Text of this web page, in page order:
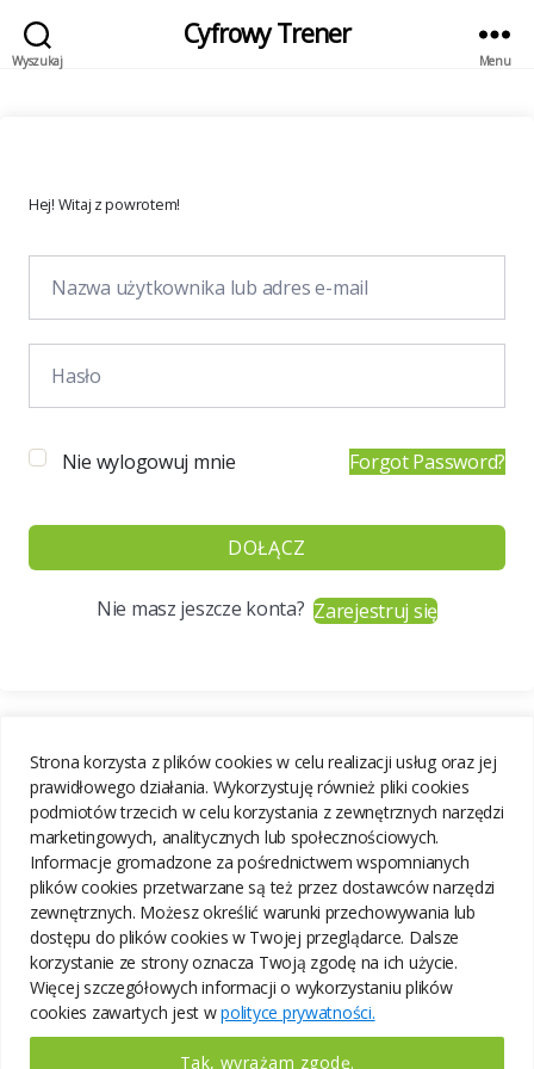
Strona korzysta z plików cookies w celu realizacji usług oraz jej
prawidłowego działania. Wykorzystuję również pliki cookies
podmiotów trzecich w celu korzystania z zewnętrznych narzędzi
marketingowych, analitycznych lub społecznościowych.
Informacje gromadzone za pośrednictwem wspomnianych
plików cookies przetwarzane są też przez dostawców narzędzi
zewnętrznych. Możesz określić warunki przechowywania lub
dostępu do plików cookies w Twojej przeglądarce. Dalsze
korzystanie ze strony oznacza Twoją zgodę na ich użycie.
Więcej szczegółowych informacji o wykorzystaniu plików
cookies zawartych jest wpolityce prywatności.
Tak, wyrażam zgodę.
Wyszukaj
Cyfrowy Trener
Menu
Hej! Witaj z powrotem!
Nie wylogowuj mnie Forgot Password?
DOŁĄCZ
Nie masz jeszcze konta?Zarejestruj się